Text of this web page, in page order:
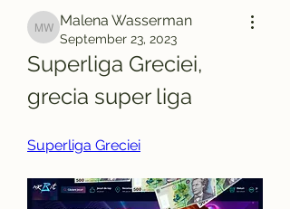
Malena Wasserman
Malena Wasserman
September 23, 2023
Superliga Greciei,
grecia super liga
Superliga Greciei